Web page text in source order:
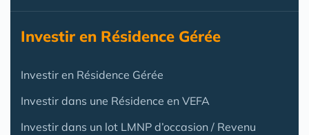
Investir en Résidence Gérée
Investir en Résidence Gérée
Investir dans une Résidence en VEFA
Investir dans un lot LMNP d’occasion / Revenu